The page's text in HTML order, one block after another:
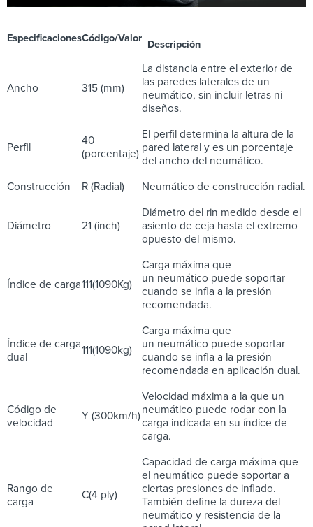
EspecificacionesCódigo/Valor
Descripción
Ancho 315 (mm)
La distancia entre el exterior de
las paredes laterales de un
neumático, sin incluir letras ni
diseños.
Perfil
40
(porcentaje)
El perfil determina la altura de la
pared lateral y es un porcentaje
del ancho del neumático.
Construcción R (Radial) Neumático de construcción radial.
Diámetro 21 (inch)
Diámetro del rin medido desde el
asiento de ceja hasta el extremo
opuesto del mismo.
Índice de carga111(1090Kg)
Carga máxima que
un neumático puede soportar
cuando se infla a la presión
recomendada.
Índice de carga
dual
111(1090kg)
Carga máxima que
un neumático puede soportar
cuando se infla a la presión
recomendada en aplicación dual.
Código de
velocidad
Y (300km/h)
Velocidad máxima a la que un
neumático puede rodar con la
carga indicada en su índice de
carga.
Rango de
carga
C(4 ply)
Capacidad de carga máxima que
el neumático puede soportar a
ciertas presiones de inflado.
También define la dureza del
neumático y resistencia de la